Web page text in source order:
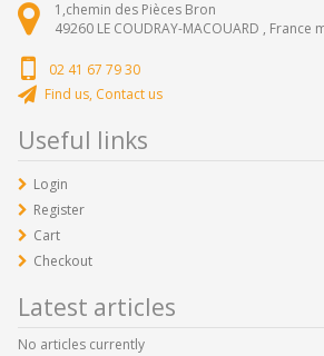
1,chemin des Pièces Bron
49260 LE COUDRAY-MACOUARD , France
02 41 67 79 30
Find us, Contact us
Useful links
Login
Register
Cart
Checkout
Latest articles
No articles currently